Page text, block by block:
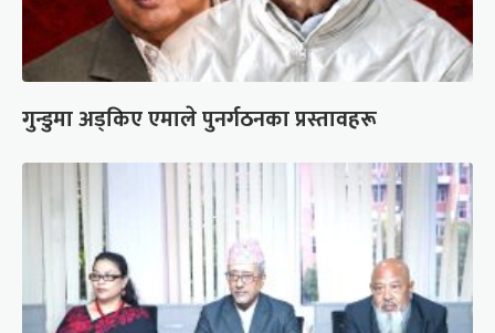
गुन्डुमा अड्किए एमाले पुनर्गठनका प्रस्तावहरू